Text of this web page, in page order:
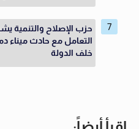
حزب الإصلاح والتنمية
التعامل مع حادث ميناء
خلف الدولة